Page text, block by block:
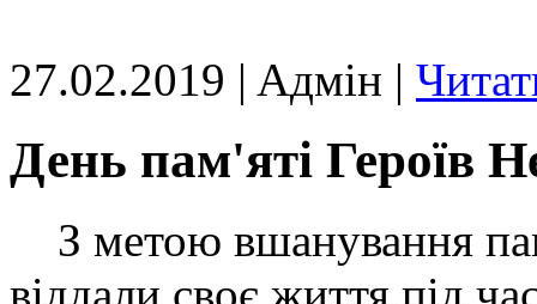
27.02.2019 | Aдмін |
День пам'яті Героїв
З метою вшанування
віддали своє життя під